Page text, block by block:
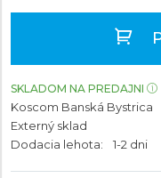
SKLADOM NA PREDAJNI
Koscom Banská Bystrica
Externý sklad
Dodacia lehota:
1-2 dni